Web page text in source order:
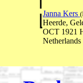
Janna Kers
Heerde,
OCT 1921
Netherlands